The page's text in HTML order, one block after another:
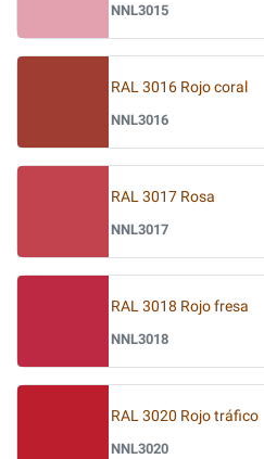
NNL3015
RAL 3016 Rojo coral
NNL3016
RAL 3017 Rosa
NNL3017
RAL 3018 Rojo fresa
NNL3018
RAL 3020 Rojo tráfico
NNL3020